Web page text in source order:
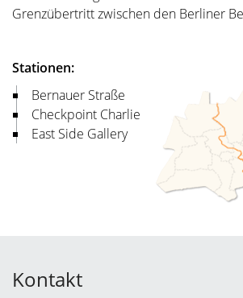
Grenzübertritt zwischen den Berliner
Stationen:
Bernauer Straße
Checkpoint Charlie
East Side Gallery
Kontakt